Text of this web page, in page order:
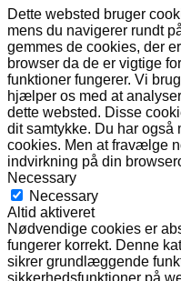
Dette websted bruger
mens du navigerer rundt
gemmes de cookies, der
browser da de er vigtige
funktioner fungerer. Vi
hjælper os med at
dette websted. Disse
dit samtykke. Du har
cookies. Men at fravælge
indvirkning på din
Necessary
Necessary
Altid aktiveret
Nødvendige cookies er
fungerer korrekt. Denne
sikrer grundlæggende